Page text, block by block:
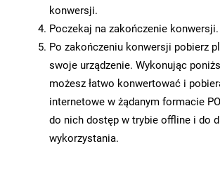
konwersji.
Poczekaj na zakończenie konwersji.
Po zakończeniu konwersji pobierz
swoje urządzenie. Wykonując
możesz łatwo konwertować i
internetowe w żądanym formacie
do nich dostęp w trybie offline i do
wykorzystania.